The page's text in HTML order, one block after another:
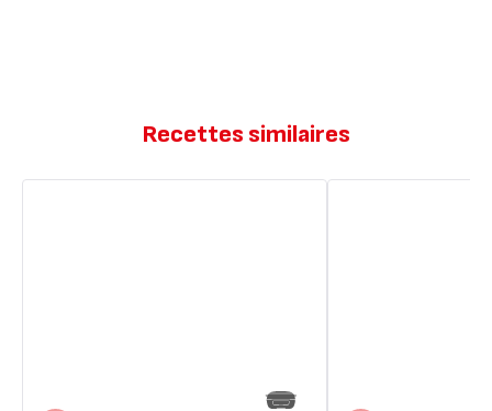
Recettes similaires